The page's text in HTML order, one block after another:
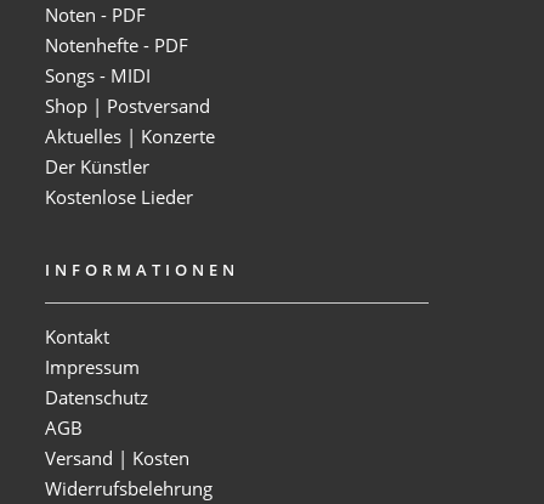
Noten - PDF
Notenhefte - PDF
Songs - MIDI
Shop | Postversand
Aktuelles | Konzerte
Der Künstler
Kostenlose Lieder
INFORMATIONEN
Kontakt
Impressum
Datenschutz
AGB
Versand | Kosten
Widerrufsbelehrung